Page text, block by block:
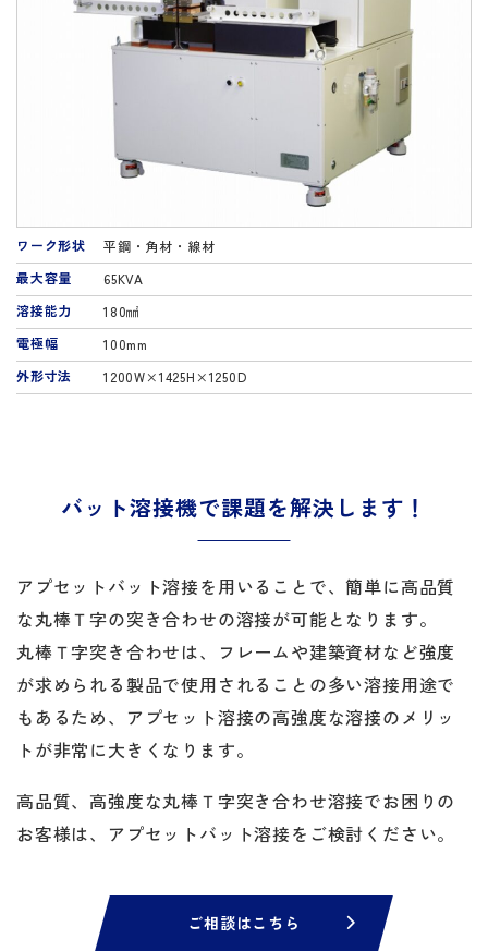
ワーク形状
平鋼・角材・線材
最大容量
65KVA
溶接能力
180㎟
電極幅
100mm
外形寸法
1200W×1425H×1250D
バット溶接機で課題を解決します！
アプセットバット溶接を用いることで、簡単に高品質
な丸棒Ｔ字の突き合わせの溶接が可能となります。
丸棒Ｔ字突き合わせは、フレームや建築資材など強度
が求められる製品で使用されることの多い溶接用途で
もあるため、アプセット溶接の高強度な溶接のメリッ
トが非常に大きくなります。
高品質、高強度な丸棒Ｔ字突き合わせ溶接でお困りの
お客様は、アプセットバット溶接をご検討ください。
ご相談はこちら